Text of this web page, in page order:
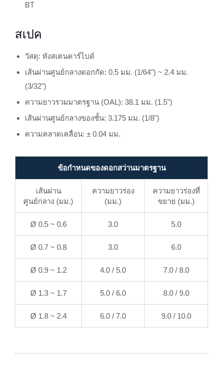
BT
สเปค
วัสดุ: ทังสเตนคาร์ไบด์
เส้นผ่านศูนย์กลางดอกกัด: 0.5 มม. (1/64") ~ 2.4 มม.
(3/32")
ความยาวรวมมาตรฐาน (OAL): 38.1 มม. (1.5")
เส้นผ่านศูนย์กลางของชั้น: 3.175 มม. (1/8")
ความคลาดเคลื่อน: ± 0.04 มม.
ข้อกำหนดของดอกสว่านมาตรฐาน
เส้นผ่าน
ศูนย์กลาง (มม.)
ความยาวร่อง
(มม.)
ความยาวร่องที่
ขยาย (มม.)
Ø 0.5 ~ 0.6 3.0 5.0
Ø 0.7 ~ 0.8 3.0 6.0
Ø 0.9 ~ 1.2 4.0 / 5.0 7.0 / 8.0
Ø 1.3 ~ 1.7 5.0 / 6.0 8.0 / 9.0
Ø 1.8 ~ 2.4 6.0 / 7.0 9.0 / 10.0